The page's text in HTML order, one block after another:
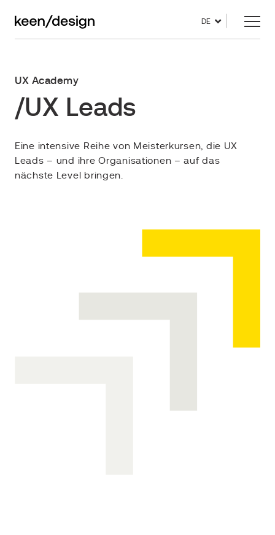
DE
UX Academy
/UX Leads
Eine intensive Reihe von Meisterkursen, die UX
Leads – und ihre Organisationen – auf das
nächste Level bringen.